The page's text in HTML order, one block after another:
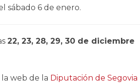
sábado 6 de enero.
22, 23, 28, 29, 30 de diciembre
web de la Diputación de Segovia